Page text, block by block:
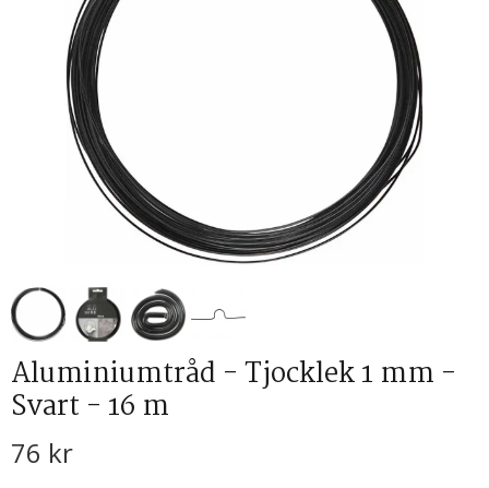
Aluminiumtråd - Tjocklek 1 mm -
Svart - 16 m
76 kr